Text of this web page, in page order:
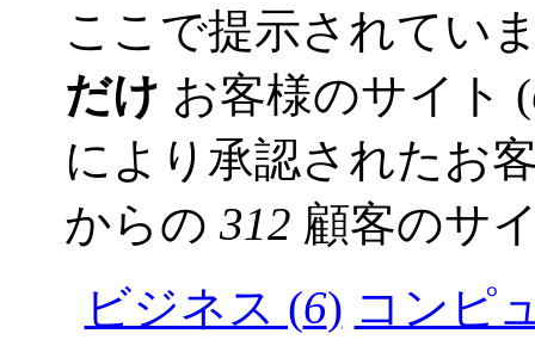
ここで提示されてい
だけ お客様のサイト
により承認されたお
からの 312 顧客のサ
ビジネス (6) コンピ